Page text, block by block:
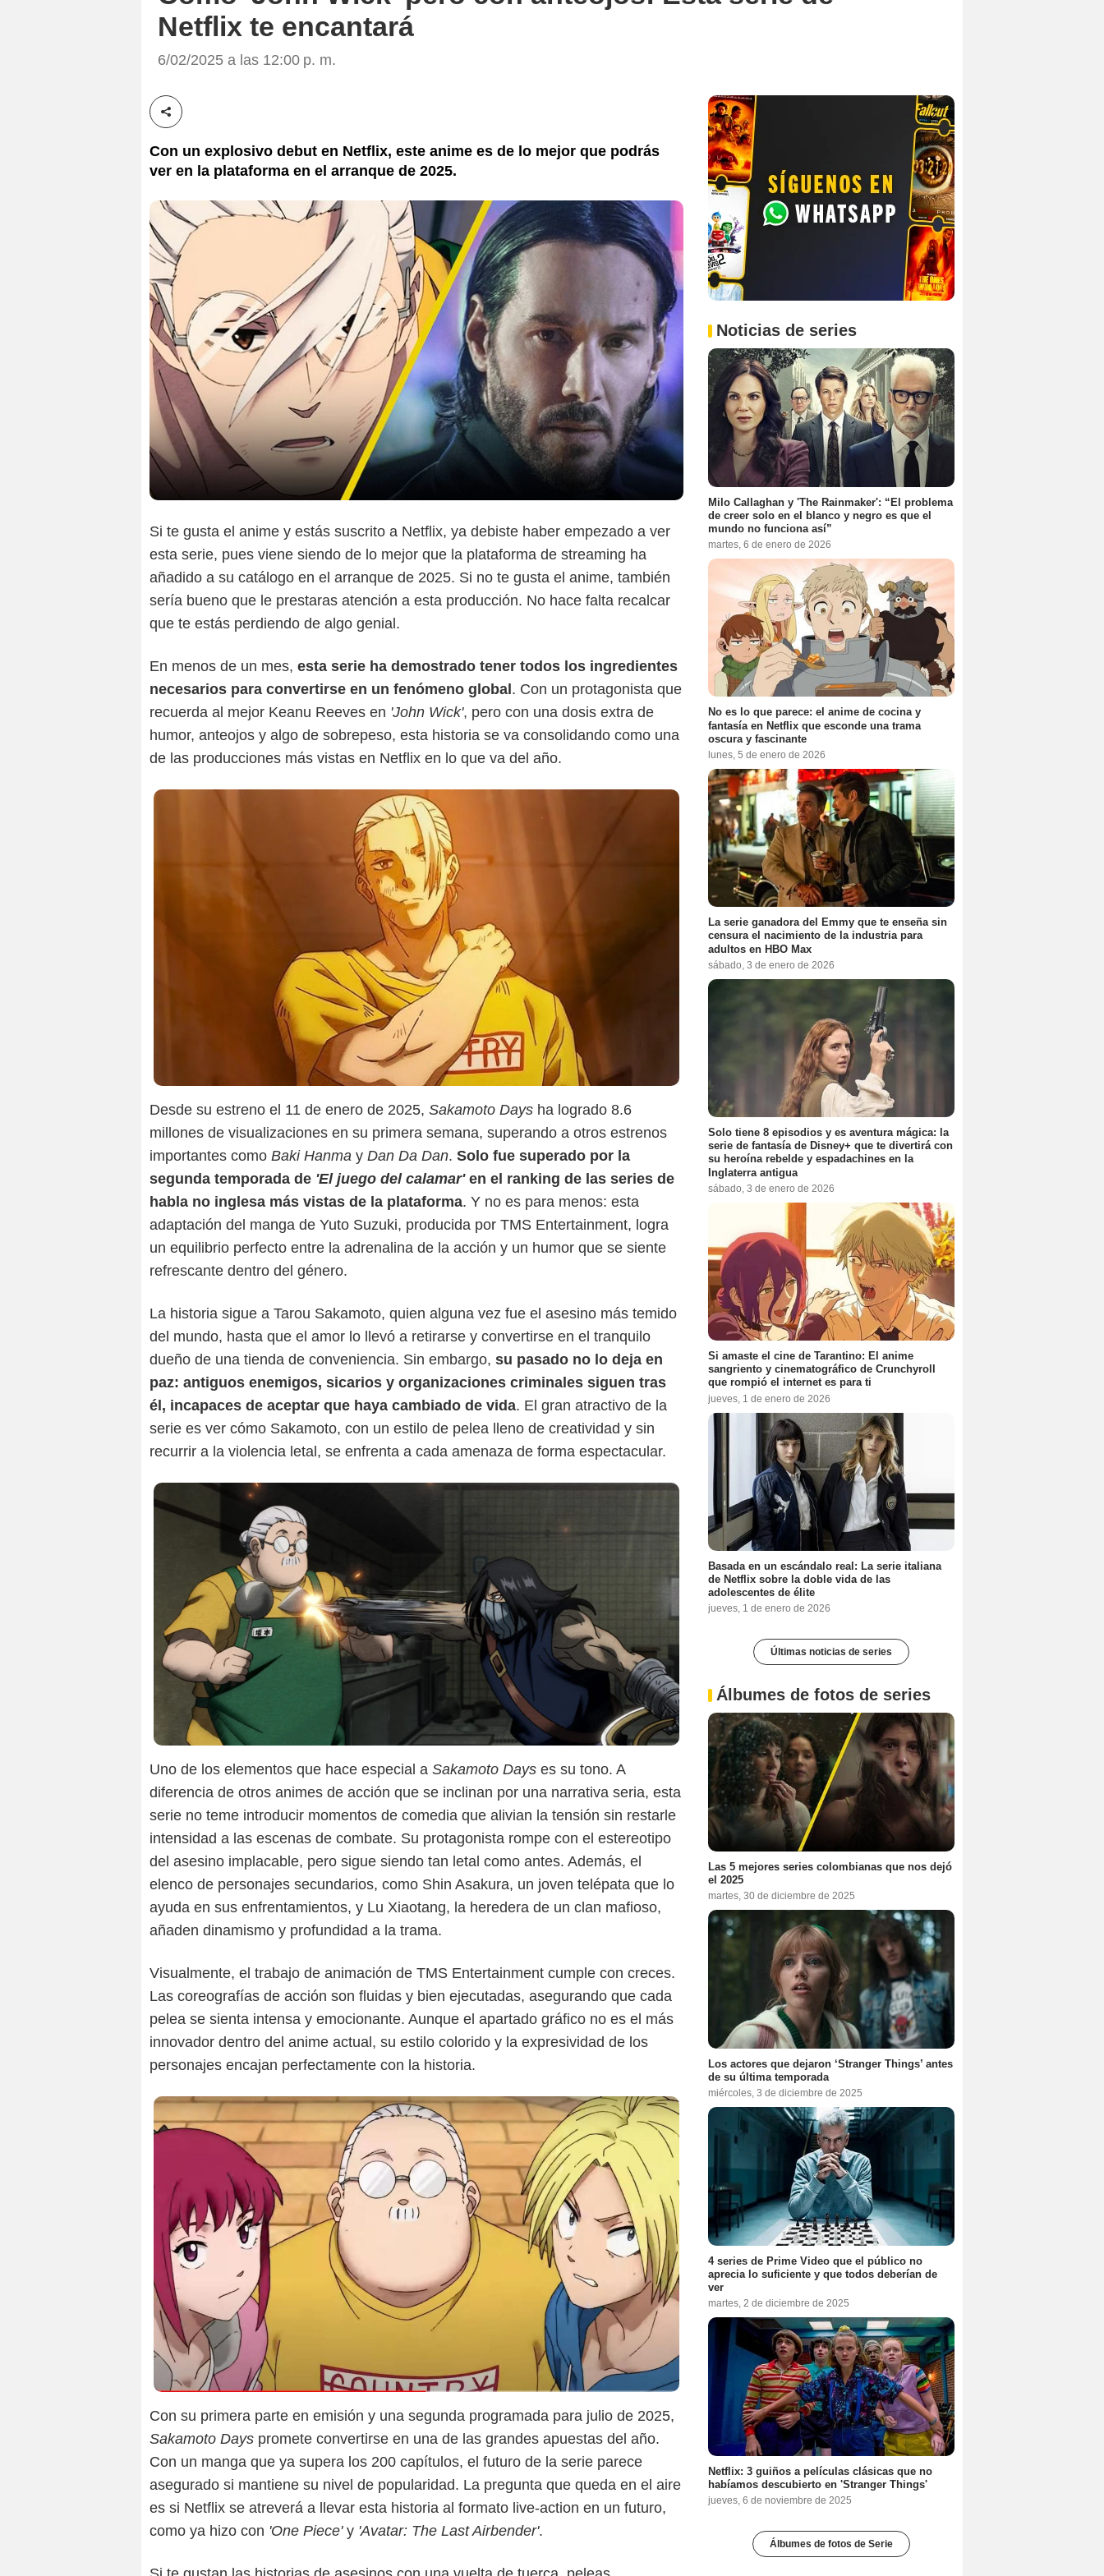
Netflix te encantará
6/02/2025 a las 12:00 p. m.
Compartir esta noticia
Con un explosivo debut en Netflix, este anime es de lo mejor que podrás
ver en la plataforma en el arranque de 2025.
Si te gusta el anime y estás suscrito a Netflix, ya debiste haber empezado a ver
esta serie, pues viene siendo de lo mejor que la plataforma de streaming ha
añadido a su catálogo en el arranque de 2025. Si no te gusta el anime, también
sería bueno que le prestaras atención a esta producción. No hace falta recalcar
que te estás perdiendo de algo genial.
En menos de un mes, esta serie ha demostrado tener todos los ingredientes
necesarios para convertirse en un fenómeno global . Con un protagonista que
recuerda al mejor Keanu Reeves en 'John Wick', pero con una dosis extra de
humor, anteojos y algo de sobrepeso, esta historia se va consolidando como una
de las producciones más vistas en Netflix en lo que va del año.
Netflix
Desde su estreno el 11 de enero de 2025, Sakamoto Days ha logrado 8.6
millones de visualizaciones en su primera semana, superando a otros estrenos
importantes como Baki Hanma y Dan Da Dan. Solo fue superado por la
segunda temporada de 'El juego del calamar' en el ranking de las series de
habla no inglesa más vistas de la plataforma. Y no es para menos: esta
adaptación del manga de Yuto Suzuki, producida por TMS Entertainment, logra
un equilibrio perfecto entre la adrenalina de la acción y un humor que se siente
refrescante dentro del género.
La historia sigue a Tarou Sakamoto, quien alguna vez fue el asesino más temido
del mundo, hasta que el amor lo llevó a retirarse y convertirse en el tranquilo
dueño de una tienda de conveniencia. Sin embargo, su pasado no lo deja en
paz: antiguos enemigos, sicarios y organizaciones criminales siguen tras
él, incapaces de aceptar que haya cambiado de vida. El gran atractivo de la
serie es ver cómo Sakamoto, con un estilo de pelea lleno de creatividad y sin
recurrir a la violencia letal, se enfrenta a cada amenaza de forma espectacular.
Netflix
Uno de los elementos que hace especial a Sakamoto Days es su tono. A
diferencia de otros animes de acción que se inclinan por una narrativa seria, esta
serie no teme introducir momentos de comedia que alivian la tensión sin restarle
intensidad a las escenas de combate. Su protagonista rompe con el estereotipo
del asesino implacable, pero sigue siendo tan letal como antes. Además, el
elenco de personajes secundarios, como Shin Asakura, un joven telépata que lo
ayuda en sus enfrentamientos, y Lu Xiaotang, la heredera de un clan mafioso,
añaden dinamismo y profundidad a la trama.
Visualmente, el trabajo de animación de TMS Entertainment cumple con creces.
Las coreografías de acción son fluidas y bien ejecutadas, asegurando que cada
pelea se sienta intensa y emocionante. Aunque el apartado gráfico no es el más
innovador dentro del anime actual, su estilo colorido y la expresividad de los
personajes encajan perfectamente con la historia.
Con su primera parte en emisión y una segunda programada para julio de 2025,
Sakamoto Days promete convertirse en una de las grandes apuestas del año.
Con un manga que ya supera los 200 capítulos, el futuro de la serie parece
asegurado si mantiene su nivel de popularidad. La pregunta que queda en el aire
es si Netflix se atreverá a llevar esta historia al formato live-action en un futuro,
como ya hizo con 'One Piece'y 'Avatar: The Last Airbender'.
Noticias de series
Milo Callaghan y 'The Rainmaker': “El problema
de creer solo en el blanco y negro es que el
mundo no funciona así”
martes, 6 de enero de 2026
No es lo que parece: el anime de cocina y
fantasía en Netflix que esconde una trama
oscura y fascinante
lunes, 5 de enero de 2026
La serie ganadora del Emmy que te enseña sin
censura el nacimiento de la industria para
adultos en HBO Max
sábado, 3 de enero de 2026
Solo tiene 8 episodios y es aventura mágica: la
serie de fantasía de Disney+ que te divertirá con
su heroína rebelde y espadachines en la
Inglaterra antigua
sábado, 3 de enero de 2026
Si amaste el cine de Tarantino: El anime
sangriento y cinematográfico de Crunchyroll
que rompió el internet es para ti
jueves, 1 de enero de 2026
Basada en un escándalo real: La serie italiana
de Netflix sobre la doble vida de las
adolescentes de élite
jueves, 1 de enero de 2026
Últimas noticias de series
Álbumes de fotos de series
Las 5 mejores series colombianas que nos dejó
el 2025
martes, 30 de diciembre de 2025
Los actores que dejaron ‘Stranger Things’ antes
de su última temporada
miércoles, 3 de diciembre de 2025
4 series de Prime Video que el público no
aprecia lo suficiente y que todos deberían de
ver
martes, 2 de diciembre de 2025
Netflix: 3 guiños a películas clásicas que no
habíamos descubierto en 'Stranger Things'
jueves, 6 de noviembre de 2025
Álbumes de fotos de Serie